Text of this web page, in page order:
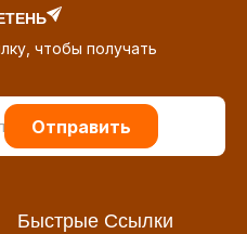
чтобы получать
Отправить
Быстрые Ссылки